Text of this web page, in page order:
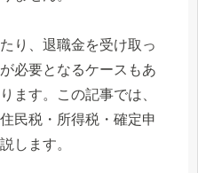
り、退職金を受け取っ
必要となるケースもあ
ます。この記事では、
民税・所得税・確定申
します。